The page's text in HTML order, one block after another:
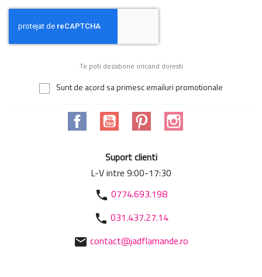
Te poti dezabone oricand doresti
Sunt de acord sa primesc emailuri promotionale
Facebook YouTube Pinterest
Suport clienti
L-V intre 9:00-17:30
phone 0774.693.198
phone 031.437.27.14
mail contact@jadflamande.ro